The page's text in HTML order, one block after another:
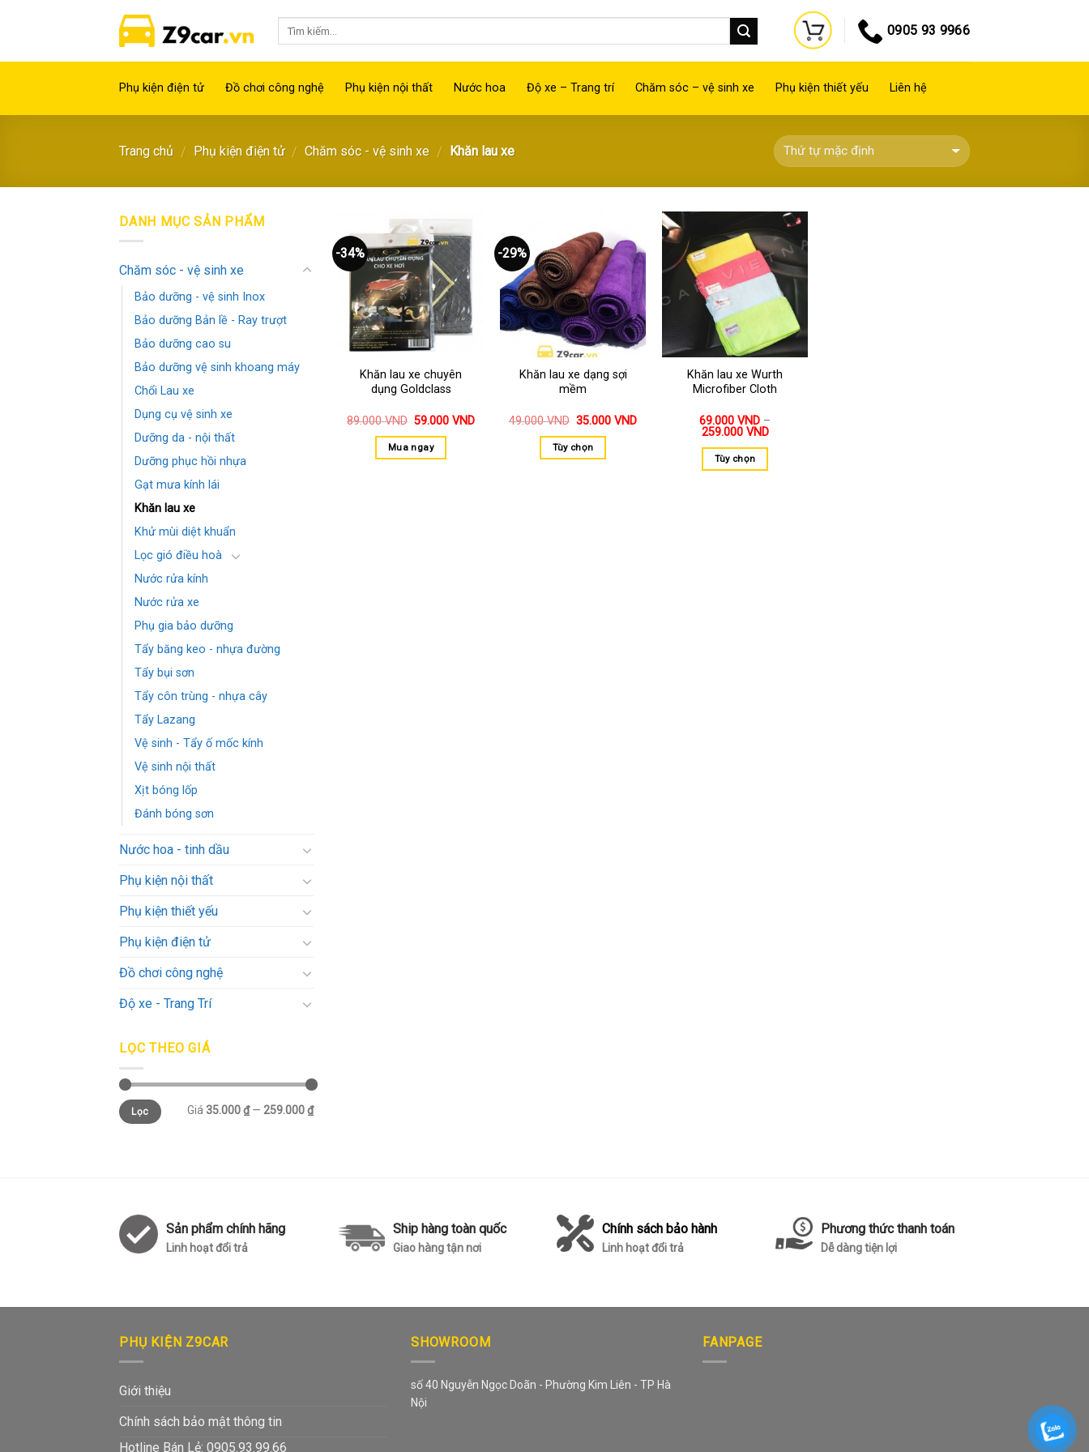
0905 93 9966
Phụ kiện điện tử Đồ chơi công nghệ Phụ kiện nội thất Nước hoa Độ xe – Trang trí Chăm sóc – vệ sinh xe Phụ kiện thiết yếu Liên hệ
Trang chủ / Phụ kiện điện tử / Chăm sóc - vệ sinh xe / Khăn lau xe
DANH MỤC SẢN PHẨM
Chăm sóc - vệ sinh xe
Bảo dưỡng - vệ sinh Inox
Bảo dưỡng Bản lề - Ray trượt
Bảo dưỡng cao su
Bảo dưỡng vệ sinh khoang máy
Chổi Lau xe
Dụng cụ vệ sinh xe
Dưỡng da - nội thất
Dưỡng phục hồi nhựa
Gạt mưa kính lái
Khăn lau xe
Khử mùi diệt khuẩn
Lọc gió điều hoà
Nước rửa kính
Nước rửa xe
Phụ gia bảo dưỡng
Tẩy băng keo - nhựa đường
Tẩy bụi sơn
Tẩy côn trùng - nhựa cây
Tẩy Lazang
Vệ sinh - Tẩy ố mốc kính
Vệ sinh nội thất
Xịt bóng lốp
Đánh bóng sơn
Nước hoa - tinh dầu
Phụ kiện nội thất
Phụ kiện thiết yếu
Phụ kiện điện tử
Đồ chơi công nghệ
Độ xe - Trang Trí
LỌC THEO GIÁ
Lọc Giá 35.000 ₫— 259.000 ₫
-34%
Thêm
vào
yêu
thích
Khăn lau xe chuyên
dụng Goldclass
89.000VND 59.000VND
Mua ngay
-29%
Thêm
vào
yêu
thích
Khăn lau xe dạng sợi
mềm
49.000VND 35.000VND
Tùy chọn
Thêm
vào
yêu
thích
Khăn lau xe Wurth
Microfiber Cloth
69.000 VND –
259.000 VND
Tùy chọn
Sản phẩm chính hãng
Linh hoạt đổi trả
Ship hàng toàn quốc
Giao hàng tận nơi
Chính sách bảo hành
Linh hoạt đổi trả
Phương thức thanh toán
Dễ dàng tiện lợi
PHỤ KIỆN Z9CAR
Giới thiệu
Chính sách bảo mật thông tin
Hotline Bán Lẻ: 0905.93.99.66
SHOWROOM
số 40 Nguyễn Ngọc Doãn - Phường Kim Liên - TP Hà
Nội
FANPAGE